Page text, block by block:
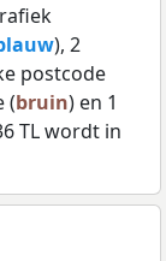
), 2
postcode
(bruin) en 1
TL wordt in